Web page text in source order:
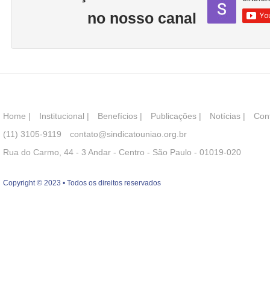
no nosso canal
Home | Institucional | Benefícios | Publicações | Notícias |
(11) 3105-9119
contato@sindicatouniao.org.br
Rua do Carmo, 44 - 3 Andar - Centro - São Paulo - 01019-020
Copyright © 2023 • Todos os direitos reservados